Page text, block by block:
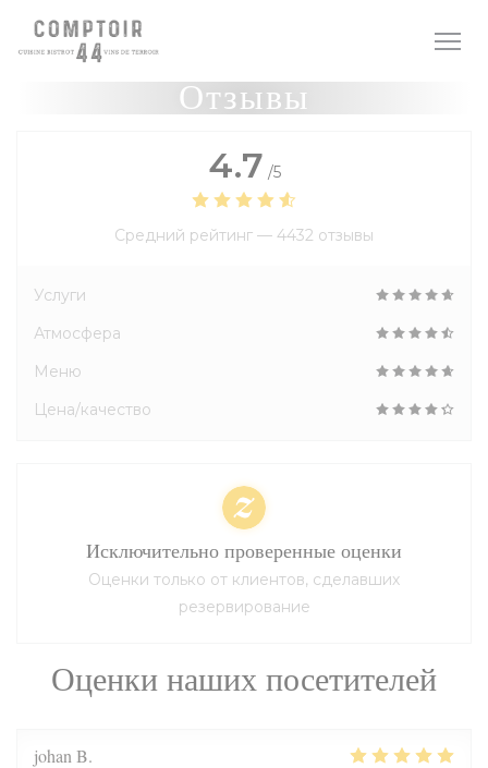
Панель управления cookies
Отзывы
Оценки наших посетителей
johan B
4.7 /5
Средний рейтинг — 4432 отзывы
Услуги
Атмосфера
Меню
Цена/качество
Исключительно проверенные оценки
Оценки только от клиентов, сделавших
резервирование